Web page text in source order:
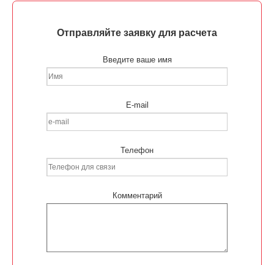
Отправляйте заявку для расчета
Введите ваше имя
E-mail
Телефон
Комментарий